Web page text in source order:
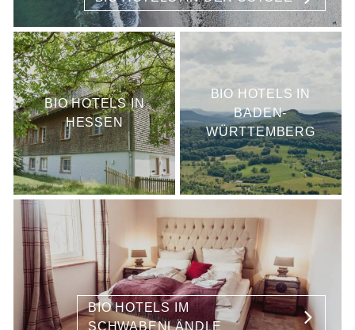
BIO HOTELS IN
HESSEN
BIO HOTELS IN
BADEN-
WÜRTTEMBERG
BIO HOTELS IM
SCHWABENLÄNDLE